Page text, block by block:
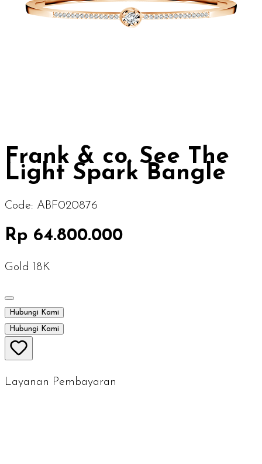
Frank & co. See The
Light Spark Bangle
Code: ABF020876
Rp 64.800.000
Gold 18K
Hubungi Kami
Hubungi Kami
Layanan Pembayaran